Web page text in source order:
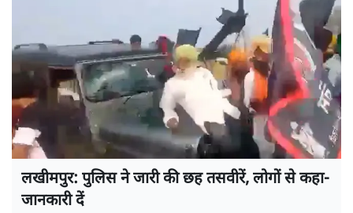
लखीमपुर: पुलिस ने जारी की छह तसवीरें, लोगों से कहा-
जानकारी दें